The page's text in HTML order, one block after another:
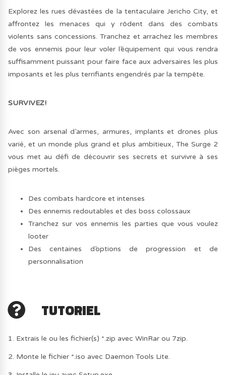
Explorez les rues dévastées de la tentaculaire Jericho City, et
affrontez les menaces qui y rôdent dans des combats
violents sans concessions. Tranchez et arrachez les membres
de vos ennemis pour leur voler l’équipement qui vous rendra
suffisamment puissant pour faire face aux adversaires les plus
imposants et les plus terrifiants engendrés par la tempête.
SURVIVEZ!
Avec son arsenal d’armes, armures, implants et drones plus
varié, et un monde plus grand et plus ambitieux, The Surge 2
vous met au défi de découvrir ses secrets et survivre à ses
pièges mortels.
Des combats hardcore et intenses
Des ennemis redoutables et des boss colossaux
Tranchez sur vos ennemis les parties que vous voulez
looter
Des centaines d’options de progression et de
personnalisation
TUTORIEL
1. Extrais le ou les fichier(s) *.zip avec WinRar ou 7zip.
2. Monte le fichier *.iso avec Daemon Tools Lite.